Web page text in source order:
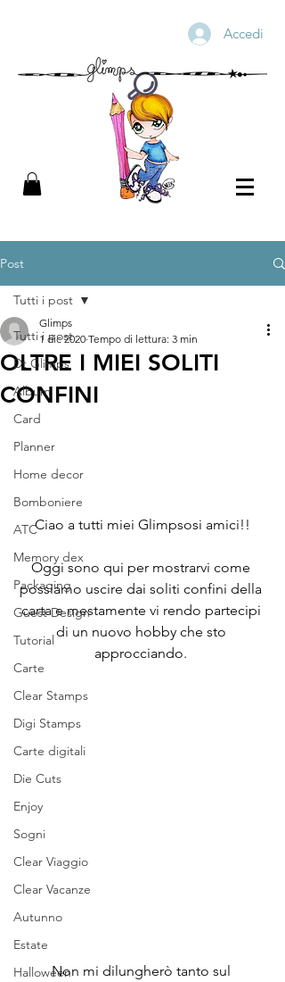
Accedi
Post
Tutti i post
Dt Glimps
Album
Card
Planner
Home decor
Bomboniere
ATC
Memory dex
Packaging
Guest Design
Tutorial
Carte
Clear Stamps
Digi Stamps
Carte digitali
Die Cuts
Enjoy
Sogni
Clear Viaggio
Clear Vacanze
Autunno
Estate
Halloween
Tutti i post
OLTRE I MIEI SOLITI
CONFINI
Glimps
1 dic 2020 Tempo di lettura: 3 min
Ciao a tutti miei Glimpsosi amici!!
Oggi sono qui per mostrarvi come
possiamo uscire dai soliti confini della
carta e mestamente vi rendo partecipi
di un nuovo hobby che sto
approcciando.
Non mi dilungherò tanto sul